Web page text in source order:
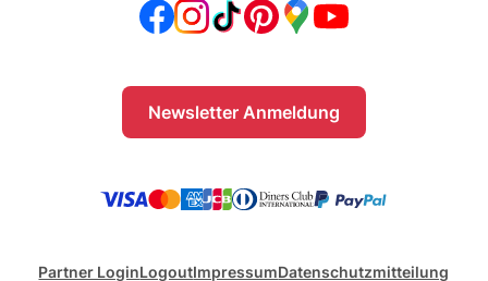
Newsletter Anmeldung
Partner LoginLogoutImpressumDatenschutzmitteilung